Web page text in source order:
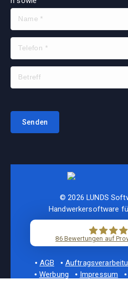
© 2026 LUNDS
Handwerkersoftware
LUNDS
86Bewertungen auf
AGB
Werbung
Impressum